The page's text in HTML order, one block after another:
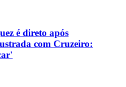
é direto após
com Cruzeiro: